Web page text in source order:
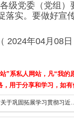
各级党委（党组
落实。要做好宣
2024年04月08日
”系私人网站，凡“我的
用于分享和学习，如